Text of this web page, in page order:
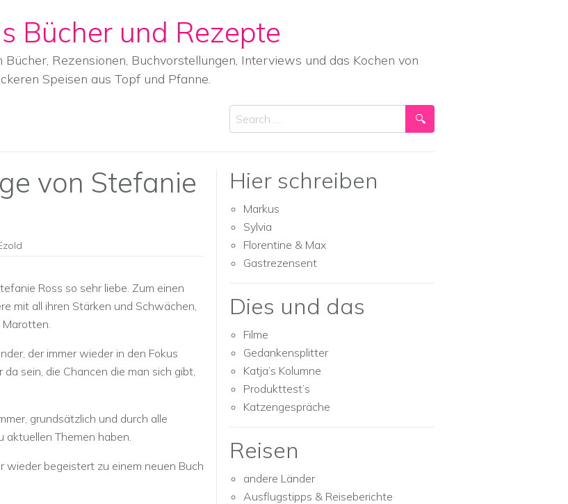
Bücher und Rezepte
Rezensionen, Buchvorstellungen, Interviews und das Kochen von
Speisen aus Topf und Pfanne.
Search
von Stefanie
Ross so sehr liebe. Zum einen
mit all ihren Stärken und Schwächen,
der immer wieder in den Fokus
sein, die Chancen die man sich gibt,
grundsätzlich und durch alle
aktuellen Themen haben.
wieder begeistert zu einem neuen Buch
Hier schreiben
Markus
Sylvia
Florentine & Max
Gastrezensent
Dies und das
Filme
Gedankensplitter
Katja’s Kolumne
Produkttest’s
Katzengespräche
Reisen
andere Länder
Ausflugstipps & Reiseberichte